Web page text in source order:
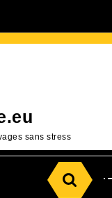
sans stress